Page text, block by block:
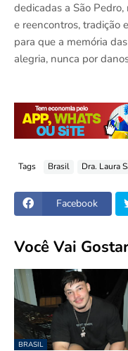
dedicadas a São
e reencontros, tradição
para que a memória
alegria, nunca por
Tags Brasil Dra. Laura
Facebook
Você Vai
BRASIL